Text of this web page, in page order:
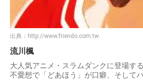
出典： http://www.friendo.com.tw
流川楓
大人気アニメ・スラムダンクに登場す
不愛想で「どあほう」が口癖、そして